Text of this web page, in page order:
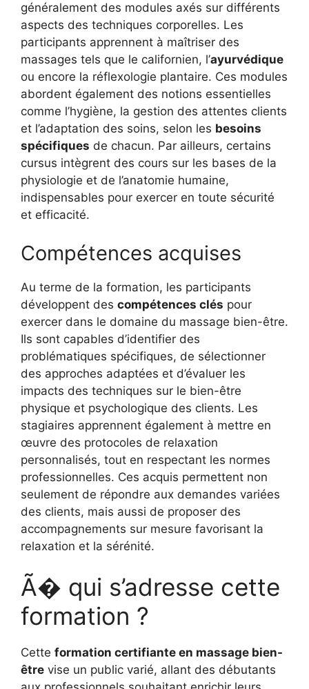
généralement des modules axés sur différents
aspects des techniques corporelles. Les
participants apprennent à maîtriser des
massages tels que le californien, l’ayurvédique
ou encore la réflexologie plantaire. Ces modules
abordent également des notions essentielles
comme l’hygiène, la gestion des attentes clients
et l’adaptation des soins, selon les besoins
spécifiques de chacun. Par ailleurs, certains
cursus intègrent des cours sur les bases de la
physiologie et de l’anatomie humaine,
indispensables pour exercer en toute sécurité
et efficacité.
Compétences acquises
Au terme de la formation, les participants
développent des compétences clés pour
exercer dans le domaine du massage bien-être.
Ils sont capables d’identifier des
problématiques spécifiques, de sélectionner
des approches adaptées et d’évaluer les
impacts des techniques sur le bien-être
physique et psychologique des clients. Les
stagiaires apprennent également à mettre en
œuvre des protocoles de relaxation
personnalisés, tout en respectant les normes
professionnelles. Ces acquis permettent non
seulement de répondre aux demandes variées
des clients, mais aussi de proposer des
accompagnements sur mesure favorisant la
relaxation et la sérénité.
Ã� qui s’adresse cette
formation ?
Cette formation certifiante en massage bien-
être vise un public varié, allant des débutants